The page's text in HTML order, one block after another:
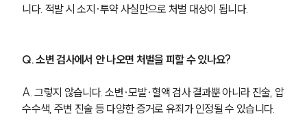
니다. 적발 시 소지·투약 사실만으로 처벌 대상이 됩니다.
Q. 소변 검사에서 안 나오면 처벌을 피할 수 있나요?
A. 그렇지 않습니다. 소변·모발·혈액 검사 결과뿐 아니라 진술, 압
수수색, 주변 진술 등 다양한 증거로 유죄가 인정될 수 있습니다.